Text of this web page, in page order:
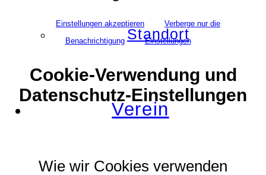
Standort
Verein
Einstellungen akzeptieren
Verberge nur die
Benachrichtigung
Einstellungen
Cookie-Verwendung und
Datenschutz-Einstellungen
Wie wir Cookies verwenden